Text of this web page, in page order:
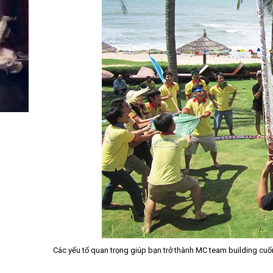
Các yếu tố quan trọng giúp bạn trở thành MC team building